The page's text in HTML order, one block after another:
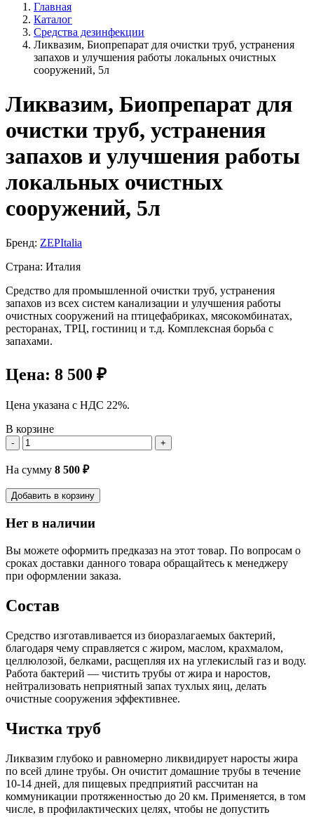
Главная
Каталог
Средства дезинфекции
Ликвазим, Биопрепарат для очистки труб, устранения
запахов и улучшения работы локальных очистных
сооружений, 5л
Ликвазим, Биопрепарат для
очистки труб, устранения
запахов и улучшения работы
локальных очистных
сооружений, 5л
Бренд: ZEPItalia
Страна: Италия
Средство для промышленной очистки труб, устранения
запахов из всех систем канализации и улучшения работы
очистных сооружений на птицефабриках, мясокомбинатах,
ресторанах, ТРЦ, гостиниц и т.д. Комплексная борьба с
запахами.
Цена: 8 500 ₽
Цена указана с НДС 22%.
В корзине
- +
На сумму 8 500 ₽
Добавить в корзину
Нет в наличии
Вы можете оформить предказаз на этот товар. По вопросам о
сроках доставки данного товара обращайтесь к менеджеру
при оформлении заказа.
Состав
Средство изготавливается из биоразлагаемых бактерий,
благодаря чему справляется с жиром, маслом, крахмалом,
целлюлозой, белками, расщепляя их на углекислый газ и воду.
Работа бактерий — чистить трубы от жира и наростов,
нейтрализовать неприятный запах тухлых яиц, делать
очистные сооружения эффективнее.
Чистка труб
Ликвазим глубоко и равномерно ликвидирует наросты жира
по всей длине трубы. Он очистит домашние трубы в течение
10-14 дней, для пищевых предприятий рассчитан на
коммуникации протяженностью до 20 км. Применяется, в том
числе, в профилактических целях, чтобы не допустить